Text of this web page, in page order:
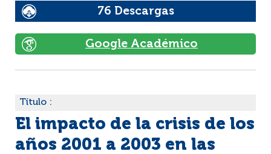
76 Descargas
Google Académico
Título :
El impacto de la crisis de los
años 2001 a 2003 en las